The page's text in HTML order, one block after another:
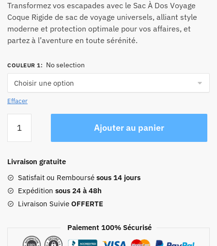
Transformez vos escapades avec le Sac À Dos Voyage
Coque Rigide de sac de voyage universels, alliant style
moderne et protection optimale pour vos affaires, et
partez à l’aventure en toute sérénité.
COULEUR 1: No selection
Effacer
Sac
Dos
Voyage
Coque
Rigide
Ajouter au panier
Livraison gratuite
Satisfait ou Remboursé sous 14 jours
Expédition sous 24 à 48h
Livraison Suivie OFFERTE
Paiement 100% Sécurisé